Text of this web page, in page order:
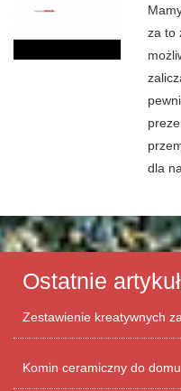
za to
dla
Ostatnie
Zestawienie kreatywnych
Komin ceramiczny do domu